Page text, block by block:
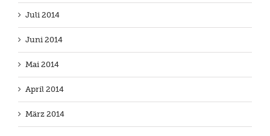
Juli 2014
Juni 2014
Mai 2014
April 2014
März 2014